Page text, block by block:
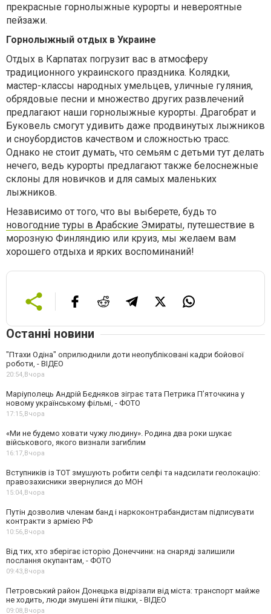
прекрасные горнолыжные курорты и невероятные
пейзажи.
Горнолыжный отдых в Украине
Отдых в Карпатах погрузит вас в атмосферу
традиционного украинского праздника. Колядки,
мастер-классы народных умельцев, уличные гуляния,
обрядовые песни и множество других развлечений
предлагают наши горнолыжные курорты. Драгобрат и
Буковель смогут удивить даже продвинутых лыжников
и сноубордистов качеством и сложностью трасс.
Однако не стоит думать, что семьям с детьми тут делать
нечего, ведь курорты предлагают также белоснежные
склоны для новичков и для самых маленьких
лыжников.
Независимо от того, что вы выберете, будь то
новогодние туры в Арабские Эмираты, путешествие в
морозную Финляндию или круиз, мы желаем вам
хорошего отдыха и ярких воспоминаний!
Останні новини
"Птахи Одіна" оприлюднили доти неопубліковані кадри бойової
роботи, - ВІДЕО
20:54,Вчора
Маріуполець Андрій Бєдняков зіграє тата Петрика П’яточкина у
новому українському фільмі, - ФОТО
17:15,Вчора
«Ми не будемо ховати чужу людину». Родина два роки шукає
військового, якого визнали загиблим
16:17,Вчора
Вступників із ТОТ змушують робити селфі та надсилати геолокацію:
правозахисники звернулися до МОН
15:04,Вчора
Путін дозволив членам банд і наркоконтрабандистам підписувати
контракти з армією РФ
10:56,Вчора
Від тих, хто зберігає історію Донеччини: на снаряді залишили
послання окупантам, - ФОТО
09:43,Вчора
Петровський район Донецька відрізали від міста: транспорт майже
не ходить, люди змушені йти пішки, - ВІДЕО
09:08,Вчора